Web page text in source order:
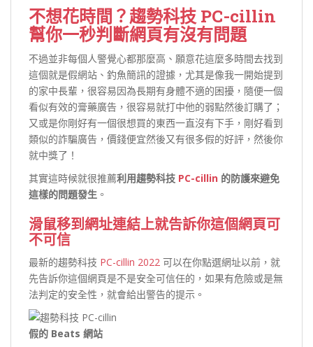
不想花時間？趨勢科技 PC-cillin
幫你一秒判斷網頁有沒有問題
不過並非每個人警覺心都那麼高、願意花這麼多時間去找到
這個就是假網站、釣魚簡訊的證據，尤其是像我一開始提到
的家中長輩，很容易因為長期有身體不適的困擾，隨便一個
看似有效的膏藥廣告，很容易就打中他的弱點然後訂購了；
又或是你剛好有一個很想買的東西一直沒有下手，剛好看到
類似的詐騙廣告，價錢便宜然後又有很多假的好評，然後你
就中獎了！
其實這時候就很推薦利用趨勢科技 PC-cillin 的防護來避免
這樣的問題發生 。
滑鼠移到網址連結上就告訴你這個網頁可
不可信
最新的趨勢科技 PC-cillin 2022 可以在你點選網址以前，就
先告訴你這個網頁是不是安全可信任的，如果有危險或是無
法判定的安全性，就會給出警告的提示。
假的 Beats 網站